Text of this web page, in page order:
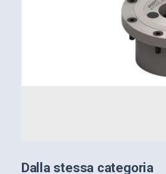
Dalla stessa categoria